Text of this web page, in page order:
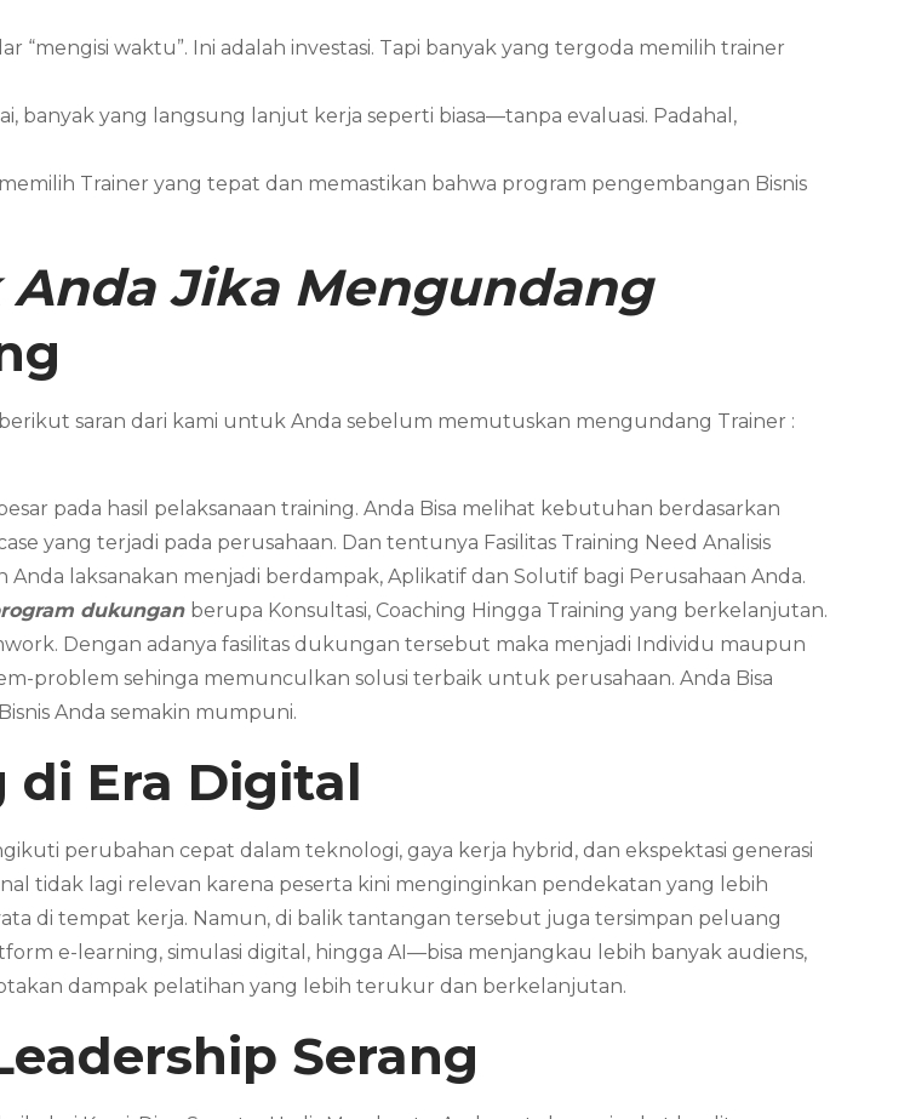
“mengisi waktu”. Ini adalah investasi. Tapi banyak yang tergoda memilih trainer
banyak yang langsung lanjut kerja seperti biasa—tanpa evaluasi. Padahal,
Trainer yang tepat dan memastikan bahwa program pengembangan Bisnis
Jika Mengundang
saran dari kami untuk Anda sebelum memutuskan mengundang Trainer :
pada hasil pelaksanaan training. Anda Bisa melihat kebutuhan berdasarkan
yang terjadi pada perusahaan. Dan tentunya Fasilitas Training Need Analisis
Anda laksanakan menjadi berdampak, Aplikatif dan Solutif bagi Perusahaan Anda.
dukungan berupa Konsultasi, Coaching Hingga Training yang berkelanjutan.
Dengan adanya fasilitas dukungan tersebut maka menjadi Individu maupun
problem sehinga memunculkan solusi terbaik untuk perusahaan. Anda Bisa
Bisnis Anda semakin mumpuni.
Era Digital
perubahan cepat dalam teknologi, gaya kerja hybrid, dan ekspektasi generasi
tidak lagi relevan karena peserta kini menginginkan pendekatan yang lebih
di tempat kerja. Namun, di balik tantangan tersebut juga tersimpan peluang
e-learning, simulasi digital, hingga AI—bisa menjangkau lebih banyak audiens,
dampak pelatihan yang lebih terukur dan berkelanjutan.
Serang